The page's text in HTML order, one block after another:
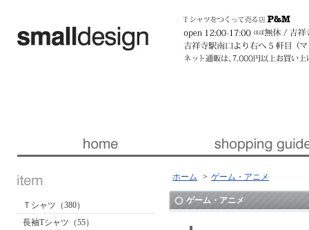
Ｔシャツ（380）
長袖Tシャツ（55）
ホーム > ゲーム・アニメ
ゲーム・アニメ